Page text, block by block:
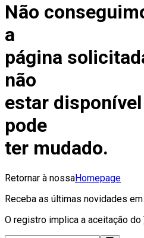
Não
a
página
não
estar disponível
pode
ter mudado.
Retornar à nossaHomepage
Receba as últimas novidades
O registro implica a aceitação do